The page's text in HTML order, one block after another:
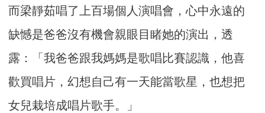
而梁靜茹唱了上百場個人演唱會，心中永遠的
缺憾是爸爸沒有機會親眼目睹她的演出，透
露：「我爸爸跟我媽媽是歌唱比賽認識，他喜
歡買唱片，幻想自己有一天能當歌星，也想把
女兒栽培成唱片歌手。」